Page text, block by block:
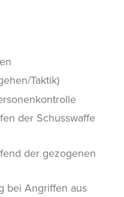
Taktik)
der Schusswaffe
der gezogenen
bei Angriffen aus